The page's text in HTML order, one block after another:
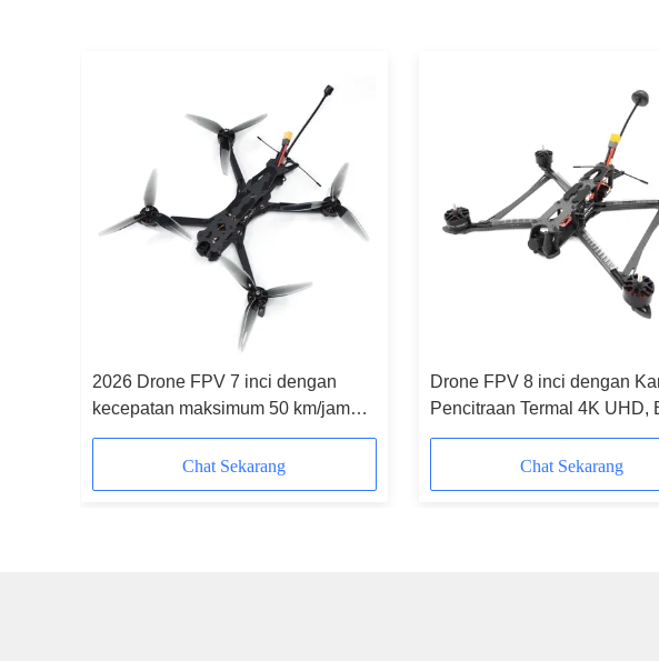
2026 Drone FPV 7 inci dengan
kecepatan maksimum 50 km/jam
dan kapasitas beban 20 kg untuk
aplikasi industriChat Sekarang
Drone FPV 8 inci dengan
Pencitraan Termal 4K UHD,
Maksimum 50kg, dan Jarak
Terbang Maksimum 20km
Chat Sekarang